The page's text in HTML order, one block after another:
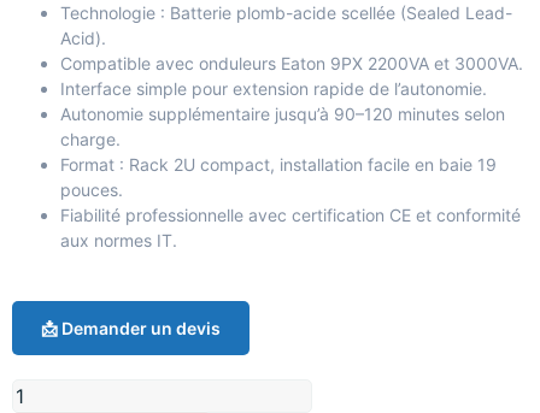
Technologie : Batterie plomb-acide scellée (Sealed Lead-
Acid).
Compatible avec onduleurs Eaton 9PX 2200VA et 3000VA.
Interface simple pour extension rapide de l’autonomie.
Autonomie supplémentaire jusqu’à 90–120 minutes selon
charge.
Format : Rack 2U compact, installation facile en baie 19
pouces.
Fiabilité professionnelle avec certification CE et conformité
aux normes IT.
📩 Demander un devis